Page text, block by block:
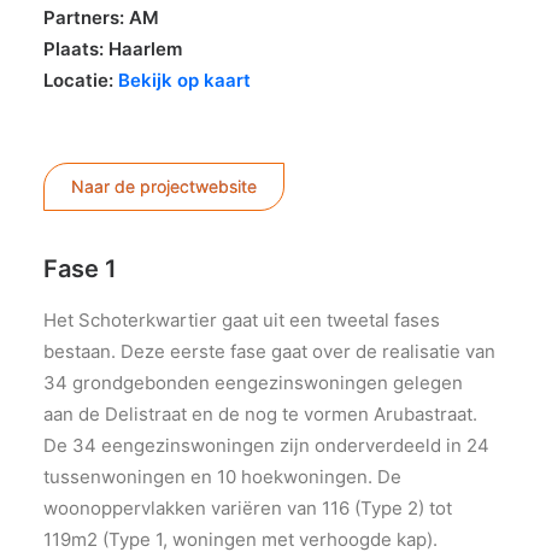
Partners: AM
Plaats: Haarlem
Locatie: Bekijk op kaart
Naar de projectwebsite
Fase 1
Het Schoterkwartier gaat uit een tweetal fases
bestaan. Deze eerste fase gaat over de realisatie van
34 grondgebonden eengezinswoningen gelegen
aan de Delistraat en de nog te vormen Arubastraat.
De 34 eengezinswoningen zijn onderverdeeld in 24
tussenwoningen en 10 hoekwoningen. De
woonoppervlakken variëren van 116 (Type 2) tot
119m2 (Type 1, woningen met verhoogde kap).